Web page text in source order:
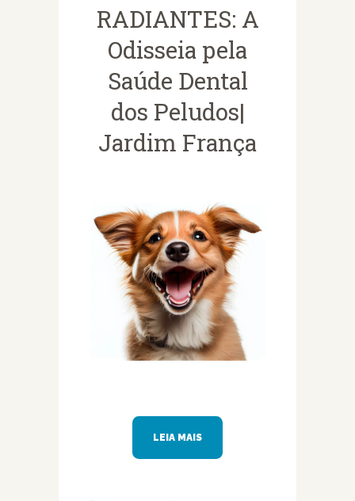
RADIANTES: A
Odisseia pela
Saúde Dental
dos Peludos|
Jardim França
LEIA MAIS